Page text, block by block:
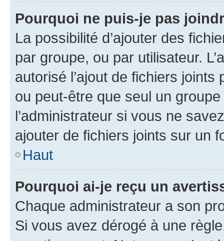
Pourquoi ne puis-je pas
La possibilité d’ajouter des
par groupe, ou par utilisateur.
autorisé l’ajout de fichiers
ou peut-être que seul un
l’administrateur si vous ne
ajouter de fichiers joints sur un
Haut
Pourquoi ai-je reçu un
Chaque administrateur a son
Si vous avez dérogé à une